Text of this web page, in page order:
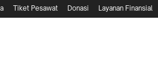
Tiket Pesawat Donasi Layanan Finansial